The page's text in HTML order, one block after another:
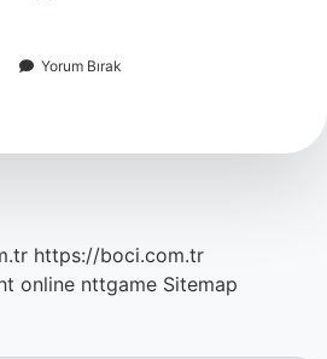
Yorum Bırak
https://boci.com.tr
online nttgame Sitemap